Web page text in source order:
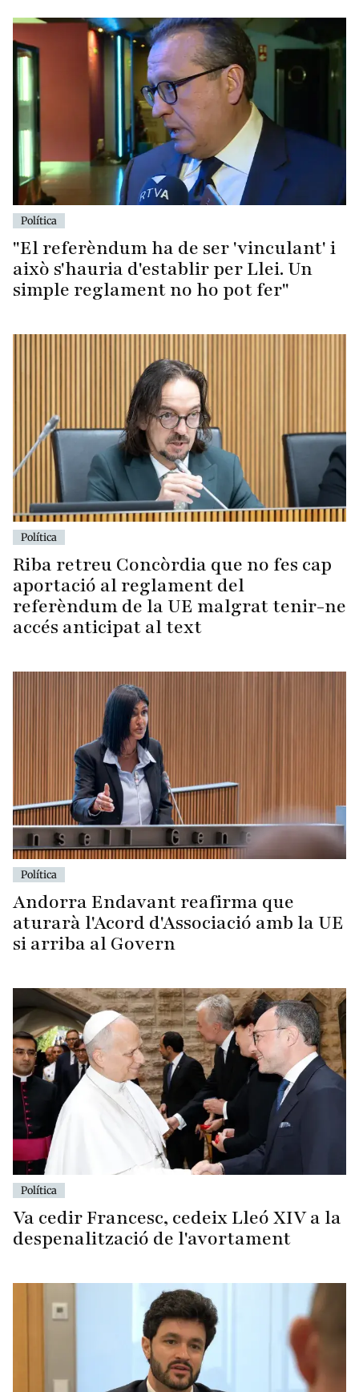
Política
"El referèndum ha de ser 'vinculant' i
això s'hauria d'establir per Llei. Un
simple reglament no ho pot fer"
Política
Riba retreu Concòrdia que no fes cap
aportació al reglament del
referèndum de la UE malgrat tenir-ne
accés anticipat al text
Política
Andorra Endavant reafirma que
aturarà l'Acord d'Associació amb la UE
si arriba al Govern
Política
Va cedir Francesc, cedeix Lleó XIV a la
despenalització de l'avortament